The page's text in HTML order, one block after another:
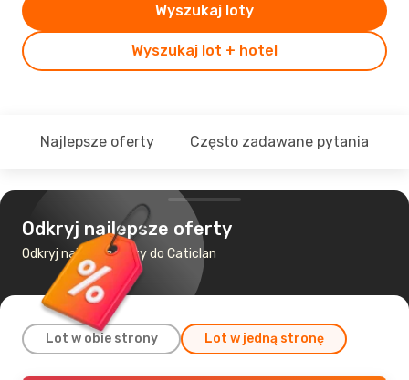
Wyszukaj lot + hotel
Wyszukaj loty
Najlepsze oferty Często zadawane pytania
Odkryj najlepsze oferty
Odkryj najtańsze loty do Caticlan
Lot w obie strony Lot w jedną stronę